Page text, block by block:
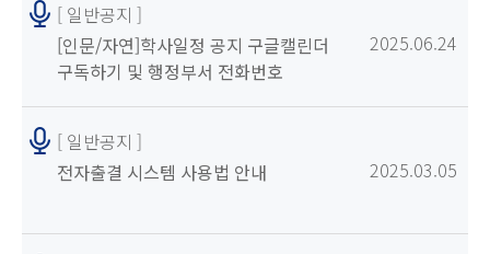
[ 일반공지 ]
[인문/자연]학사일정 공지 구글캘린더
구독하기 및 행정부서 전화번호
2025.06.24
[ 일반공지 ]
전자출결 시스템 사용법 안내
2025.03.05